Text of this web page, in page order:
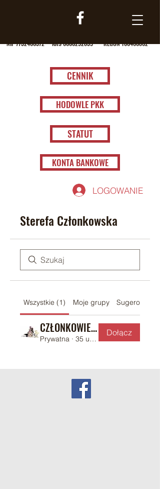
NIP7732406372KRS0000292835REGON100460862
CENNIK
HODOWLE PKK
STATUT
KONTA BANKOWE
LOGOWANIE
Sterefa Członkowska
Wszystkie (1) Moje grupy Sugerowane
CZŁONKOWIE KLUBU PKK
Prywatna · 35 uczestników
Dołącz